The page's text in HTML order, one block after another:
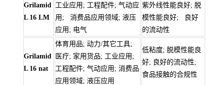
Grilamid
L 16 LM
工业应用; 工程配件; 气动应
用; 消费品应用领域; 液压
应用; 电气
紫外线性能良好; 脱
模性能良好; 良好
的流动性
Grilamid
L 16 nat
体育用品; 动力/其它工具;
医疗; 家用货品; 工业应用;
工程配件; 气动应用; 消费品
应用领域; 液压应用
低粘度; 脱模性能良
好; 良好的流动性;
食品接触的合规性